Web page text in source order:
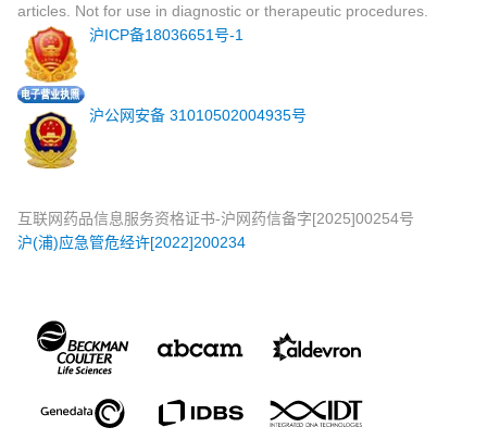
articles. Not for use in diagnostic or therapeutic procedures.
沪ICP备18036651号-1
沪公网安备 31010502004935号
互联网药品信息服务资格证书-沪网药信备字[2025]00254号
沪(浦)应急管危经许[2022]200234